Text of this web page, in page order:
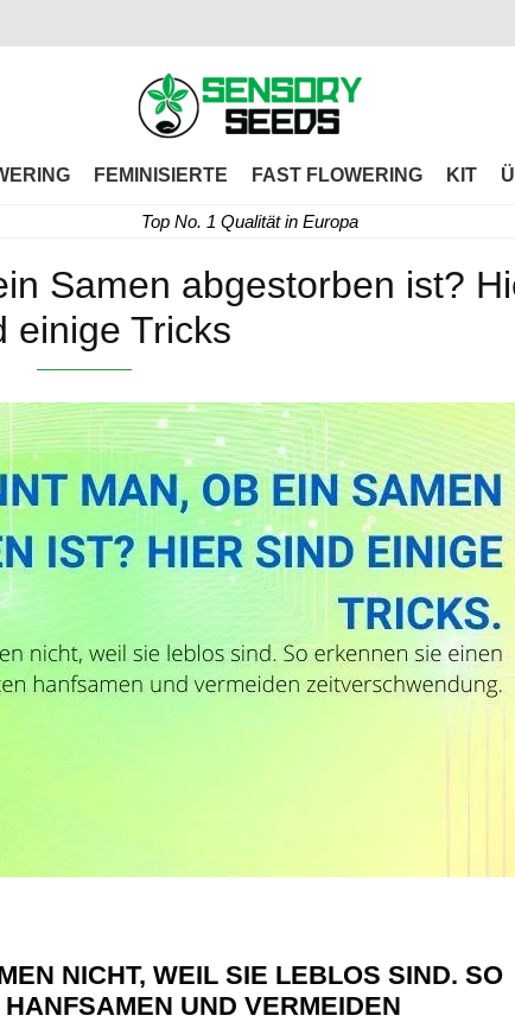
FEMINISIERTE FAST FLOWERING KIT
Top No. 1 Qualität in Europa
Samen abgestorben ist?
einige Tricks
NICHT, WEIL SIE LEBLOS SIND. SO
UND VERMEIDEN